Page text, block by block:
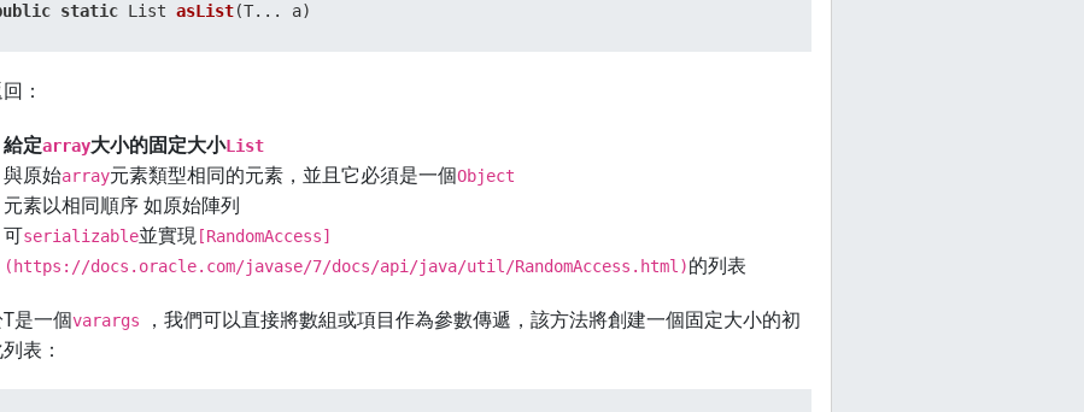
static List asList(T... a)
：
給定array大小的固定大小List
與原始array元素類型相同的元素，並且它必須是一個Object
元素以相同順序 如原始陣列
可serializable並實現 [RandomAccess]
(https://docs.oracle.com/javase/7/docs/api/java/util/RandomAccess.html)的列表
是一個varargs
，我們可以直接將數組或項目作為參數傳遞，該方法將創建一個固定大小的初
表：